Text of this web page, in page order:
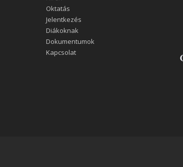
Oktatás
Jelentkezés
Diákoknak
Dokumentumok
Kapcsolat